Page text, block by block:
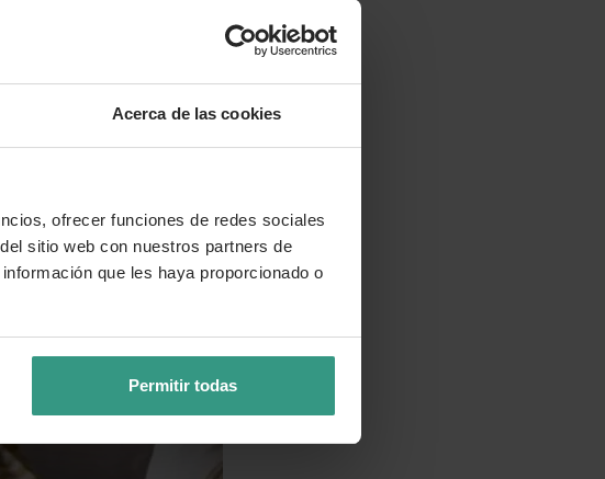
Acerca de las cookies
ofrecer funciones de redes sociales
sitio web con nuestros partners de
que les haya proporcionado o
Permitir todas
natural, el lino evoca la